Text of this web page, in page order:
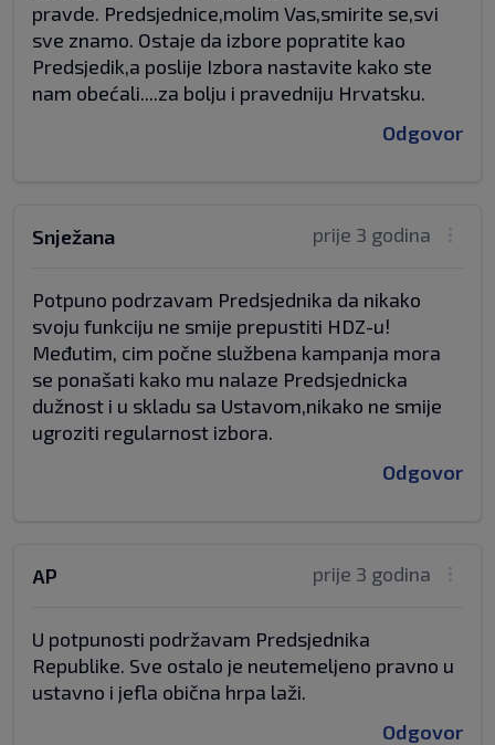
pravde. Predsjednice,molim Vas,smirite se,svi
sve znamo. Ostaje da izbore popratite kao
Predsjedik,a poslije Izbora nastavite kako ste
nam obećali....za bolju i pravedniju Hrvatsku.
Odgovor
prije 3 godina
Snježana
Potpuno podrzavam Predsjednika da nikako
svoju funkciju ne smije prepustiti HDZ-u!
Međutim, cim počne službena kampanja mora
se ponašati kako mu nalaze Predsjednicka
dužnost i u skladu sa Ustavom,nikako ne smije
ugroziti regularnost izbora.
Odgovor
prije 3 godina
AP
U potpunosti podržavam Predsjednika
Republike. Sve ostalo je neutemeljeno pravno u
ustavno i jefla obična hrpa laži.
Odgovor